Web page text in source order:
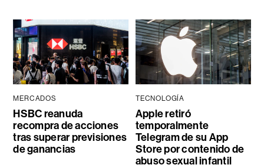
MERCADOS
HSBC reanuda
recompra de acciones
tras superar previsiones
de ganancias
TECNOLOGÍA
Apple retiró
temporalmente
Telegram de su App
Store por contenido de
abuso sexual infantil